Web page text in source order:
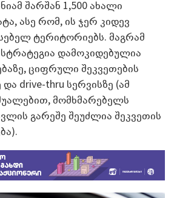
შარშან 1,500 ახალი
ასე რომ, ის ჯერ კიდევ
ტერიტორიებს. მაგრამ
დამოკიდებულია
ციფრული შეკვეთების
drive-thru სერვისზე (ამ
მომხმარებელს
გარეშე შეუძლია შეკვეთის